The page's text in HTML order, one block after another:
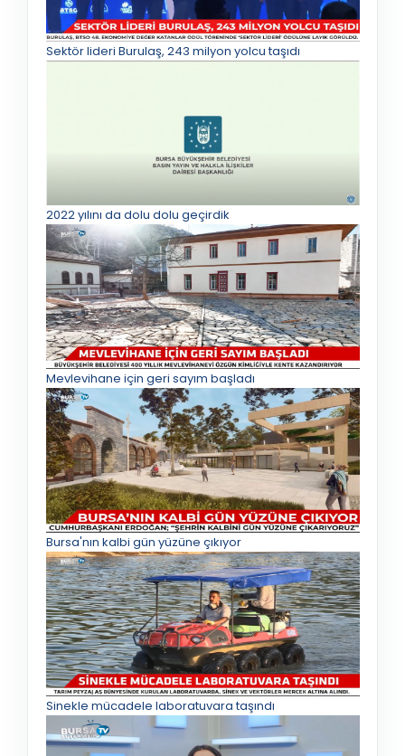
Sektör lideri Burulaş, 243 milyon yolcu taşıdı
2022 yılını da dolu dolu geçirdik
Mevlevihane için geri sayım başladı
Bursa'nın kalbi gün yüzüne çıkıyor
Sinekle mücadele laboratuvara taşındı